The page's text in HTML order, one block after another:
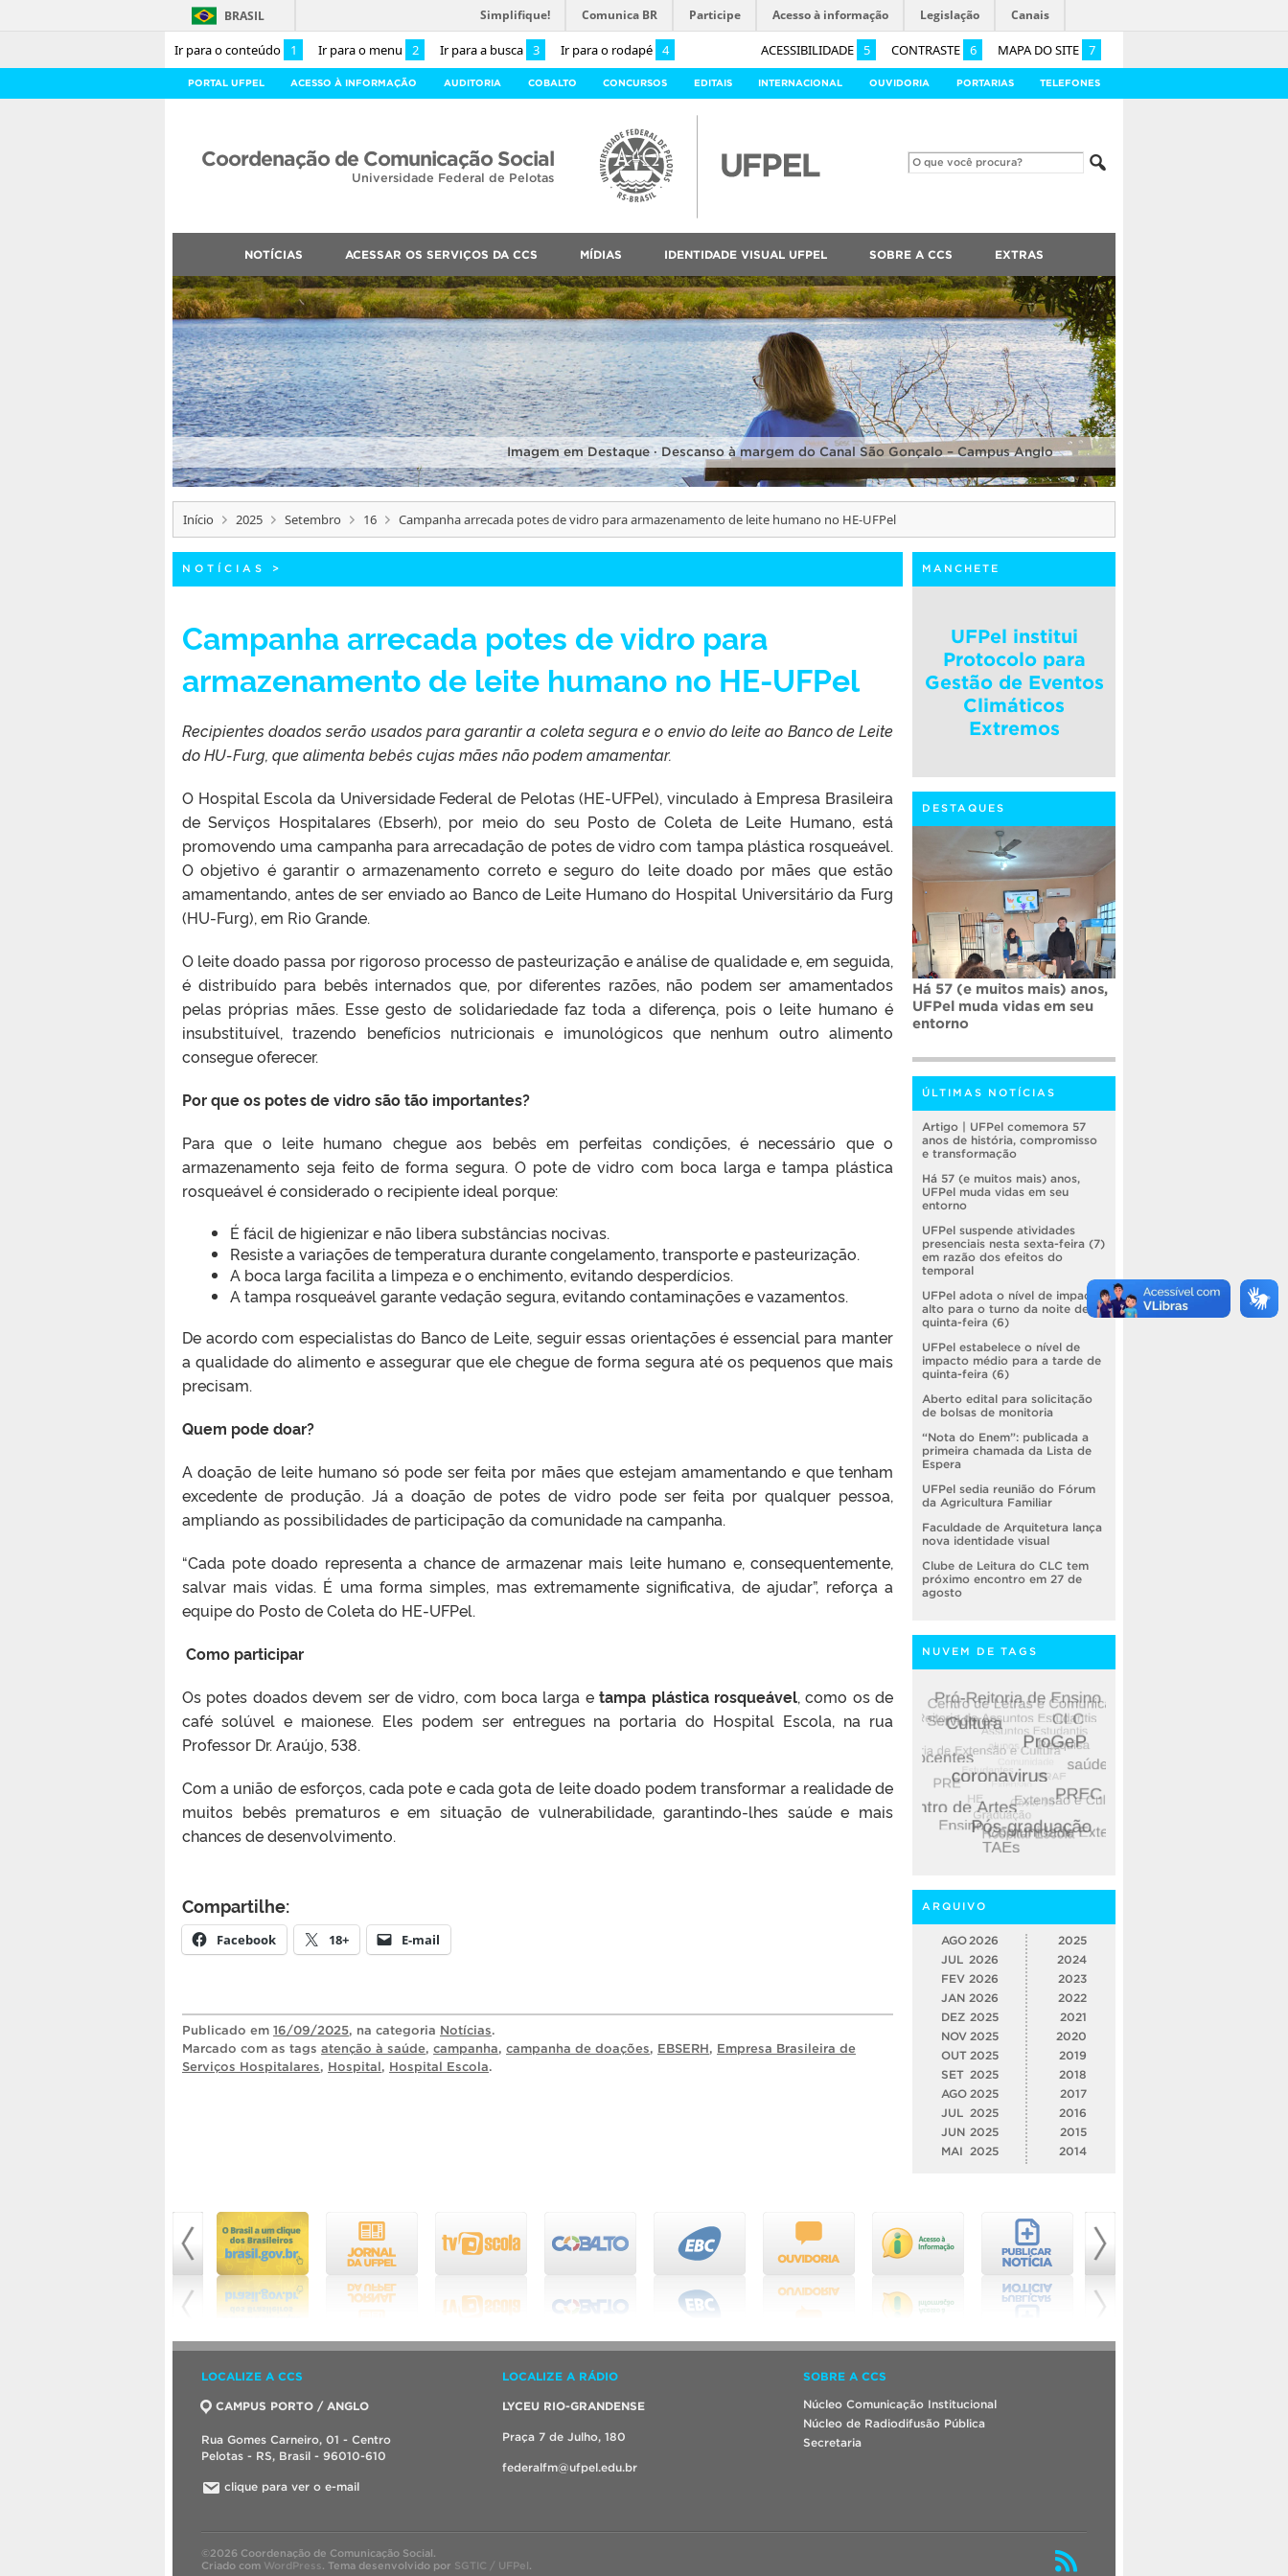
Ir para o conteúdo 1 Ir para o menu 2 Ir para a busca 3 Ir para o rodapé 4 ACESSIBILIDADE 5 CONTRASTE 6 MAPA DO SITE 7
BRASIL Simplifique! Comunica BR Participe Acesso à informação Legislação Canais
PORTAL UFPEL ACESSO À INFORMAÇÃO AUDITORIA COBALTO CONCURSOS EDITAIS INTERNACIONAL OUVIDORIA PORTARIAS TELEFONES
Coordenação de Comunicação Social
Universidade Federal de Pelotas
NOTÍCIAS ACESSAR OS SERVIÇOS DA CCS MÍDIAS IDENTIDADE VISUAL UFPEL SOBRE A CCS EXTRAS
Imagem em Destaque · Descanso à margem do Canal São Gonçalo – Campus Anglo
Início 2025 Setembro 16 Campanha arrecada potes de vidro para armazenamento de leite humano no HE-UFPel
NOTÍCIAS >
Campanha arrecada potes de vidro para
armazenamento de leite humano no HE-UFPel
Recipientes doados serão usados para garantir a coleta segura e o envio do leite ao Banco de Leite
do HU-Furg, que alimenta bebês cujas mães não podem amamentar.
O Hospital Escola da Universidade Federal de Pelotas (HE-UFPel), vinculado à Empresa Brasileira
de Serviços Hospitalares (Ebserh), por meio do seu Posto de Coleta de Leite Humano, está
promovendo uma campanha para arrecadação de potes de vidro com tampa plástica rosqueável.
O objetivo é garantir o armazenamento correto e seguro do leite doado por mães que estão
amamentando, antes de ser enviado ao Banco de Leite Humano do Hospital Universitário da Furg
(HU-Furg), em Rio Grande.
O leite doado passa por rigoroso processo de pasteurização e análise de qualidade e, em seguida,
é distribuído para bebês internados que, por diferentes razões, não podem ser amamentados
pelas próprias mães. Esse gesto de solidariedade faz toda a diferença, pois o leite humano é
insubstituível, trazendo benefícios nutricionais e imunológicos que nenhum outro alimento
consegue oferecer.
Por que os potes de vidro são tão importantes?
Para que o leite humano chegue aos bebês em perfeitas condições, é necessário que o
armazenamento seja feito de forma segura. O pote de vidro com boca larga e tampa plástica
rosqueável é considerado o recipiente ideal porque:
É fácil de higienizar e não libera substâncias nocivas.
Resiste a variações de temperatura durante congelamento, transporte e pasteurização.
A boca larga facilita a limpeza e o enchimento, evitando desperdícios.
A tampa rosqueável garante vedação segura, evitando contaminações e vazamentos.
De acordo com especialistas do Banco de Leite, seguir essas orientações é essencial para manter
a qualidade do alimento e assegurar que ele chegue de forma segura até os pequenos que mais
precisam.
Quem pode doar?
A doação de leite humano só pode ser feita por mães que estejam amamentando e que tenham
excedente de produção. Já a doação de potes de vidro pode ser feita por qualquer pessoa,
ampliando as possibilidades de participação da comunidade na campanha.
“Cada pote doado representa a chance de armazenar mais leite humano e, consequentemente,
salvar mais vidas. É uma forma simples, mas extremamente significativa, de ajudar”, reforça a
equipe do Posto de Coleta do HE-UFPel.
Como participar
Os potes doados devem ser de vidro, com boca larga etampa plástica rosqueável, como os de
café solúvel e maionese. Eles podem ser entregues na portaria do Hospital Escola, na rua
Professor Dr. Araújo, 538.
Com a união de esforços, cada pote e cada gota de leite doado podem transformar a realidade de
muitos bebês prematuros e em situação de vulnerabilidade, garantindo-lhes saúde e mais
chances de desenvolvimento.
Compartilhe:
Facebook 18+ E-mail
Publicado em 16/09/2025, na categoria Notícias.
Marcado com as tags atenção à saúde, campanha, campanha de doações, EBSERH, Empresa Brasileira de
Serviços Hospitalares, Hospital, Hospital Escola.
MANCHETE
UFPel institui
Protocolo para
Gestão de Eventos
Climáticos
Extremos
DESTAQUES
Há 57 (e muitos mais) anos,
UFPel muda vidas em seu
entorno
ÚLTIMAS NOTÍCIAS
Artigo | UFPel comemora 57
anos de história, compromisso
e transformação
Há 57 (e muitos mais) anos,
UFPel muda vidas em seu
entorno
UFPel suspende atividades
presenciais nesta sexta-feira (7)
em razão dos efeitos do
temporal
UFPel adota o nível de impacto
alto para o turno da noite de
quinta-feira (6)
UFPel estabelece o nível de
impacto médio para a tarde de
quinta-feira (6)
Aberto edital para solicitação
de bolsas de monitoria
“Nota do Enem”: publicada a
primeira chamada da Lista de
Espera
UFPel sedia reunião do Fórum
da Agricultura Familiar
Faculdade de Arquitetura lança
nova identidade visual
Clube de Leitura do CLC tem
próximo encontro em 27 de
agosto
NUVEM DE TAGS
ARQUIVO
AGO 2026
JUL 2026
FEV 2026
JAN 2026
DEZ 2025
NOV 2025
OUT 2025
SET 2025
AGO 2025
JUL
2025
JUN 2025
MAI
2025
2025
2024
2023
2022
2021
2020
2019
2018
2017
2016
2015
2014
LOCALIZE A CCS
CAMPUS PORTO / ANGLO
Rua Gomes Carneiro, 01 - Centro
Pelotas - RS, Brasil - 96010-610
clique para ver o e-mail
LOCALIZE A RÁDIO
LYCEU RIO-GRANDENSE
Praça 7 de Julho, 180
federalfm@ufpel.edu.br
SOBRE A CCS
Núcleo Comunicação Institucional
Núcleo de Radiodifusão Pública
Secretaria
©2026 Coordenação de Comunicação Social.
Criado com WordPress. Tema desenvolvido por SGTIC / UFPel .